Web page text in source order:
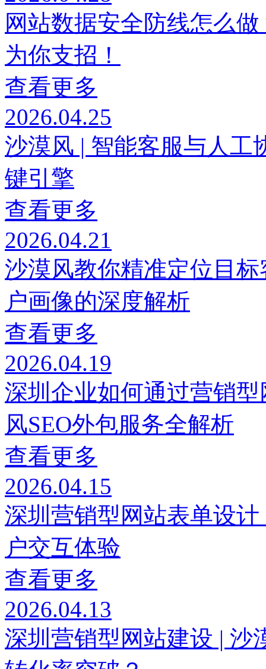
网站数据安全防线怎么
为你支招！
查看更多
2026.04.25
沙漠风 | 智能客服与人工
键引擎
查看更多
2026.04.21
沙漠风教你精准定位目
户画像的深度解析
查看更多
2026.04.19
深圳企业如何通过营销
风SEO外包服务全解析
查看更多
2026.04.15
深圳营销型网站表单设
户交互体验
查看更多
2026.04.13
深圳营销型网站建设 | 沙